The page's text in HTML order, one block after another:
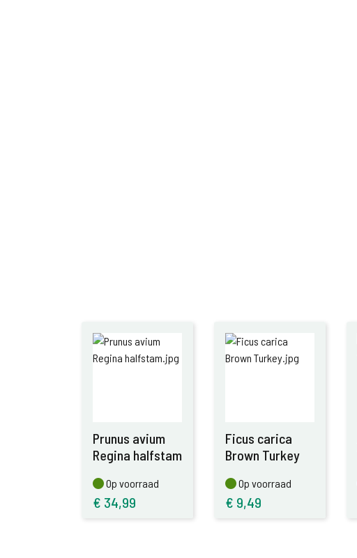
Prunus avium
Regina halfstam
Op voorraad
Op voorraad
€ 34,99
Ficus carica
Brown Turkey
Op voorraad
Op voorraad
€ 9,49